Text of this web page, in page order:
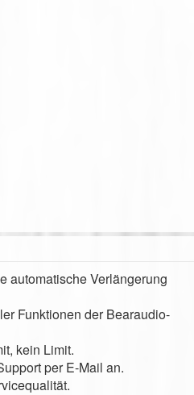
automatische Verlängerung
Funktionen der Bearaudio-
kein Limit.
per E-Mail an.